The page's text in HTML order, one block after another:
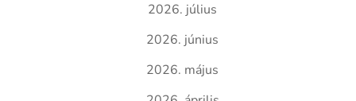
2026. július
2026. június
2026. május